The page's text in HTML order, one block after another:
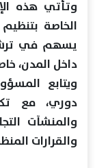
وتأتي هذه
الخاصة
يسهم في
داخل المدن،
ويتابع
دوري، مع
والمنشآت
والقرارات